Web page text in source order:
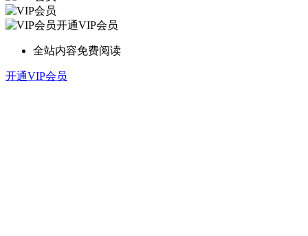
开通VIP会员
全站内容免费阅读
开通VIP会员